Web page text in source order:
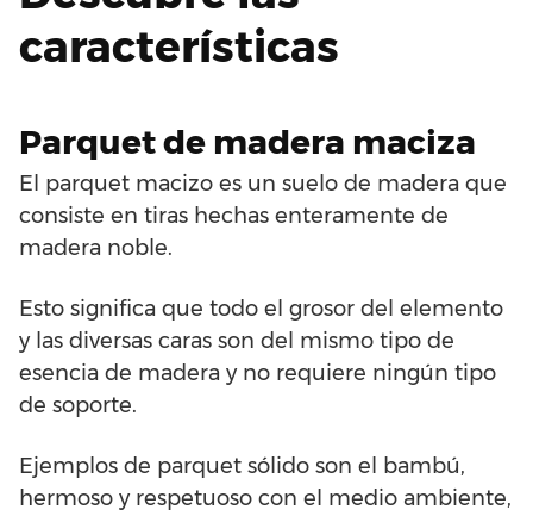
características
Parquet de madera maciza
El parquet macizo es un suelo de madera que
consiste en tiras hechas enteramente de
madera noble.
Esto significa que todo el grosor del elemento
y las diversas caras son del mismo tipo de
esencia de madera y no requiere ningún tipo
de soporte.
Ejemplos de parquet sólido son el bambú,
hermoso y respetuoso con el medio ambiente,